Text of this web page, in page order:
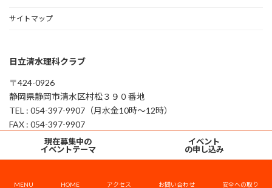
サイトマップ
日立清水理科クラブ
〒424-0926
静岡県静岡市清水区村松３９０番地
TEL : 054-397-9907（月水金10時～12時）
FAX : 054-397-9907
現在募集中の
イベントテーマ
ー
イベント
の申し込み
ー
MENU HOME アクセス お問い合わせ 安全への取り